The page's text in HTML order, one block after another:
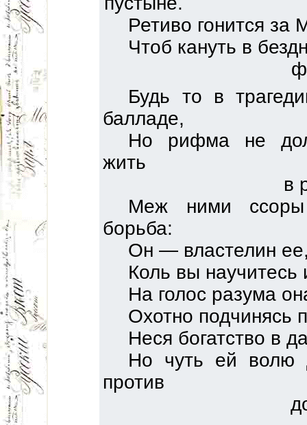
Ретиво гонится
Чтоб кануть в
Будь то в
балладе,
Но рифма не
жить
в
Меж ними
борьба:
Он — властелин
Коль вы научитесь
На голос разума
Охотно подчинясь
Неся богатство в
Но чуть ей волю
против